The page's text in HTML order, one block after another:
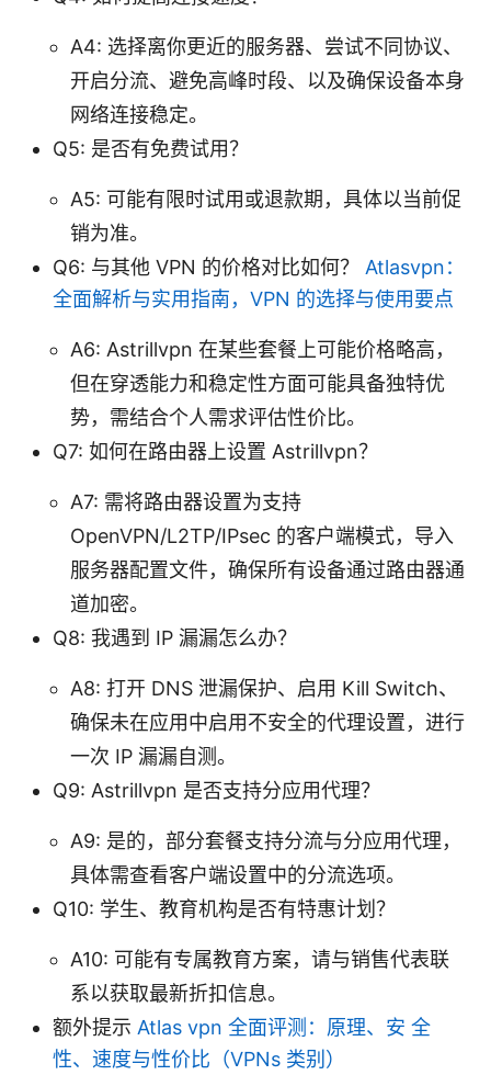
A4: 选择离你更近的服务器、尝试不同协议、
开启分流、避免高峰时段、以及确保设备本身
网络连接稳定。
Q5: 是否有免费试用？
A5: 可能有限时试用或退款期，具体以当前促
销为准。
Q6: 与其他 VPN 的价格对比如何？ Atlasvpn：
全面解析与实用指南，VPN 的选择与使用要点
A6: Astrillvpn 在某些套餐上可能价格略高，
但在穿透能力和稳定性方面可能具备独特优
势，需结合个人需求评估性价比。
Q7: 如何在路由器上设置 Astrillvpn？
A7: 需将路由器设置为支持
OpenVPN/L2TP/IPsec 的客户端模式，导入
服务器配置文件，确保所有设备通过路由器通
道加密。
Q8: 我遇到 IP 漏漏怎么办？
A8: 打开 DNS 泄漏保护、启用 Kill Switch、
确保未在应用中启用不安全的代理设置，进行
一次 IP 漏漏自测。
Q9: Astrillvpn 是否支持分应用代理？
A9: 是的，部分套餐支持分流与分应用代理，
具体需查看客户端设置中的分流选项。
Q10: 学生、教育机构是否有特惠计划？
A10: 可能有专属教育方案，请与销售代表联
系以获取最新折扣信息。
额外提示 Atlas vpn 全面评测：原理、安 全
性、速度与性价比（VPNs 类别）